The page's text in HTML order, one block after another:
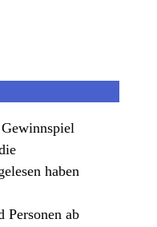
haben
Personen ab